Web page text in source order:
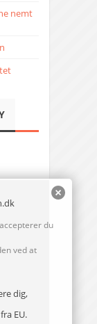
nemt
du
ved at
dig,
EU.